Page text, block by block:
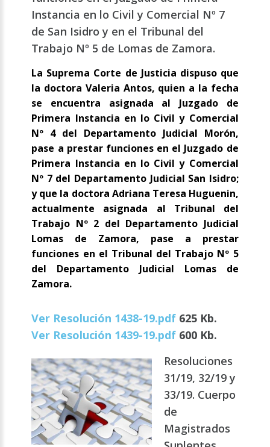
Instancia en lo Civil y Comercial Nº 7
de San Isidro y en el Tribunal del
Trabajo Nº 5 de Lomas de Zamora.
La Suprema Corte de Justicia dispuso que
la doctora Valeria Antos, quien a la fecha
se encuentra asignada al Juzgado de
Primera Instancia en lo Civil y Comercial
Nº 4 del Departamento Judicial Morón,
pase a prestar funciones en el Juzgado de
Primera Instancia en lo Civil y Comercial
Nº 7 del Departamento Judicial San Isidro;
y que la doctora Adriana Teresa Huguenin,
actualmente asignada al Tribunal del
Trabajo Nº 2 del Departamento Judicial
Lomas de Zamora, pase a prestar
funciones en el Tribunal del Trabajo Nº 5
del Departamento Judicial Lomas de
Zamora.
Ver Resolución 1438-19.pdf 625 Kb.
Ver Resolución 1439-19.pdf 600 Kb.
Resoluciones
31/19, 32/19 y
33/19. Cuerpo
de
Magistrados